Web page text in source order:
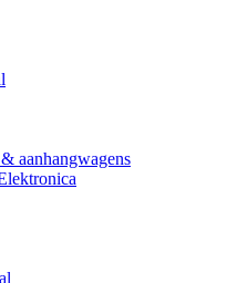
aanhangwagens